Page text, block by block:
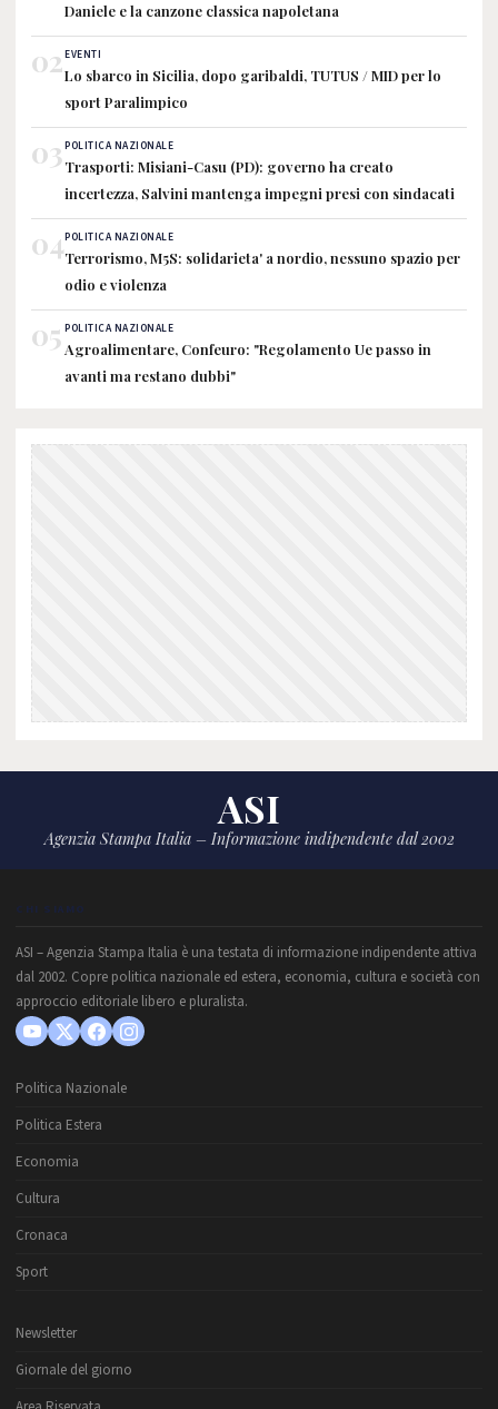
Daniele e la canzone classica napoletana
02EVENTI
Lo sbarco in Sicilia, dopo garibaldi, TUTUS / MID per lo
sport Paralimpico
03POLITICA NAZIONALE
Trasporti: Misiani-Casu (PD): governo ha creato
incertezza, Salvini mantenga impegni presi con sindacati
04POLITICA NAZIONALE
Terrorismo, M5S: solidarieta' a nordio, nessuno spazio per
odio e violenza
05 POLITICA NAZIONALE
Agroalimentare, Confeuro: "Regolamento Ue passo in
avanti ma restano dubbi"
ASI
Agenzia Stampa Italia – Informazione indipendente dal 2002
CHI SIAMO
ASI – Agenzia Stampa Italia è una testata di informazione indipendente attiva
dal 2002. Copre politica nazionale ed estera, economia, cultura e società con
approccio editoriale libero e pluralista.
Politica Nazionale
Politica Estera
Economia
Cultura
Cronaca
Sport
Newsletter
Giornale del giorno